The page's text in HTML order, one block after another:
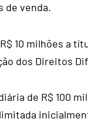
de venda.
10 milhões a
dos Direitos
de R$ 100